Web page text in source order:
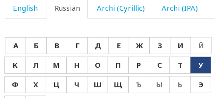
English Russian Archi (Cyrillic) Archi (IPA)
А Б В Г Д Е Ж З И
Й
К
Л М Н О П Р С Т
У
Ф
Х Ц Ч Ш Щ Ъ Ы Ь
Э
утюг
ухо
уход
уходить